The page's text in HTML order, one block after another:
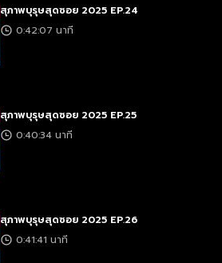
สุภาพบุรุษสุดซอย 2025 EP.24
0:42:07 นาที
สุภาพบุรุษสุดซอย 2025 EP.25
0:40:34 นาที
สุภาพบุรุษสุดซอย 2025 EP.26
0:41:41 นาที